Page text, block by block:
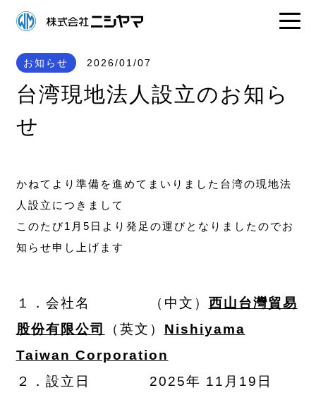
お知らせ 2026/01/07
台湾現地法人設立のお知ら
せ
かねてより準備を進めてまいりました台湾の現地法
人設立につきまして
このたび1月5日より発足の運びとなりましたのでお
知らせ申し上げます
１．会社名 （中文） 西山台灣貿易
股份有限公司
（英文） Nishiyama
Taiwan Corporation
２．設立日 2025年 11月19日